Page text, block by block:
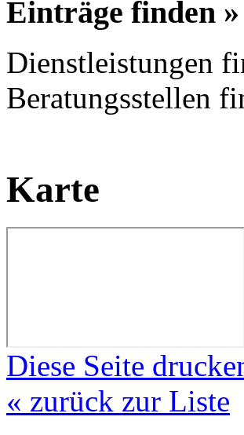
Einträge finden »
Dienstleistungen
Beratungsstellen
Karte
Diese Seite
« zurück zur Liste